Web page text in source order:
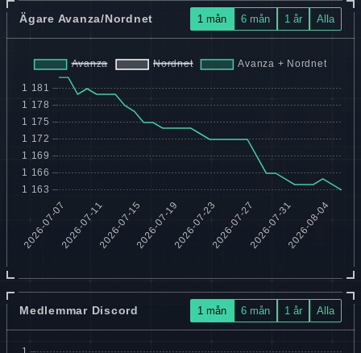
Ägare Avanza/Nordnet 1 mån 6 mån 1 år Alla
Medlemmar Discord 1 mån 6 mån 1 år Alla